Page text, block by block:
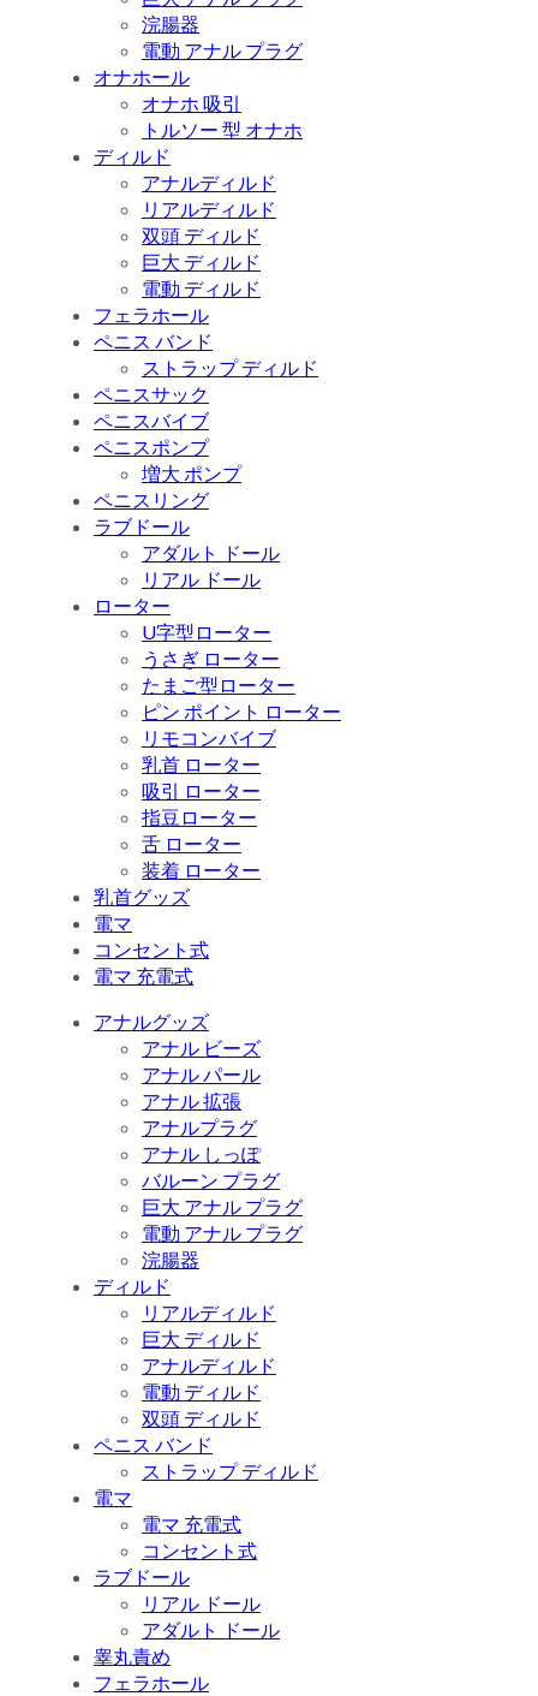
浣腸器
電動 アナル プラグ
オナホール
オナホ 吸引
トルソー 型 オナホ
ディルド
アナルディルド
リアルディルド
双頭 ディルド
巨大 ディルド
電動 ディルド
フェラホール
ペニス バンド
ストラップ ディルド
ペニスサック
ペニスバイブ
ペニスポンプ
増大 ポンプ
ペニスリング
ラブドール
アダルト ドール
リアル ドール
ローター
U字型ローター
うさぎ ローター
たまご型ローター
ピン ポイント ローター
リモコンバイブ
乳首 ローター
吸引 ローター
指豆ローター
舌 ローター
装着 ローター
乳首グッズ
電マ
コンセント式
電マ 充電式
アナルグッズ
アナル ビーズ
アナル パール
アナル 拡張
アナルプラグ
アナル しっぽ
バルーン プラグ
巨大 アナル プラグ
電動 アナル プラグ
浣腸器
ディルド
リアルディルド
巨大 ディルド
アナルディルド
電動 ディルド
双頭 ディルド
ペニス バンド
ストラップ ディルド
電マ
電マ 充電式
コンセント式
ラブドール
リアル ドール
アダルト ドール
睾丸責め
フェラホール